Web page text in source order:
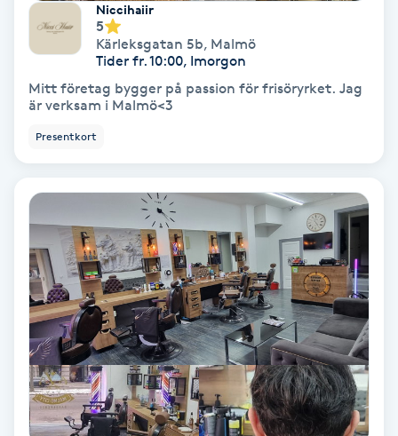
Vinyasa Yoga
Volymfransar
Vårtor
Yoga
Yoga Nidra
Yogamassage
Zonterapi
Niccihaiir
5
Kärleksgatan 5b, Malmö
Tider fr. 10:00, Imorgon
Mitt företag bygger på passion för frisöryrket. Jag
är verksam i Malmö<3
Presentkort